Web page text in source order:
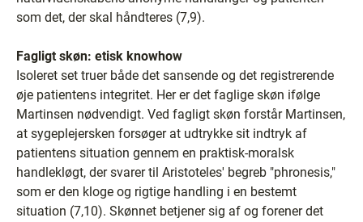
som det, der skal håndteres (7,9).
Fagligt skøn: etisk knowhow
Isoleret set truer både det sansende og det registrerende
øje patientens integritet. Her er det faglige skøn ifølge
Martinsen nødvendigt. Ved fagligt skøn forstår Martinsen,
at sygeplejersken forsøger at udtrykke sit indtryk af
patientens situation gennem en praktisk-moralsk
handlekløgt, der svarer til Aristoteles' begreb "phronesis,"
som er den kloge og rigtige handling i en bestemt
situation (7,10). Skønnet betjener sig af og forener det